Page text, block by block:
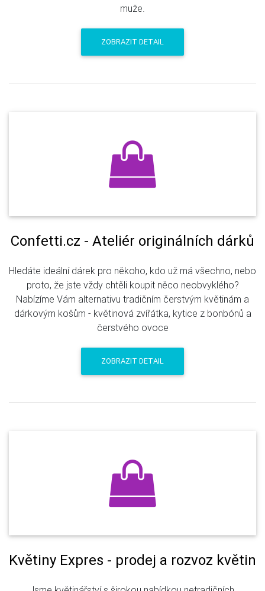
muže.
ZOBRAZIT DETAIL
Confetti.cz - Ateliér originálních dárků
Hledáte ideální dárek pro někoho, kdo už má všechno, nebo
proto, že jste vždy chtěli koupit něco neobvyklého?
Nabízíme Vám alternativu tradičním čerstvým květinám a
dárkovým košům - květinová zvířátka, kytice z bonbónů a
čerstvého ovoce
ZOBRAZIT DETAIL
Květiny Expres - prodej a rozvoz květin